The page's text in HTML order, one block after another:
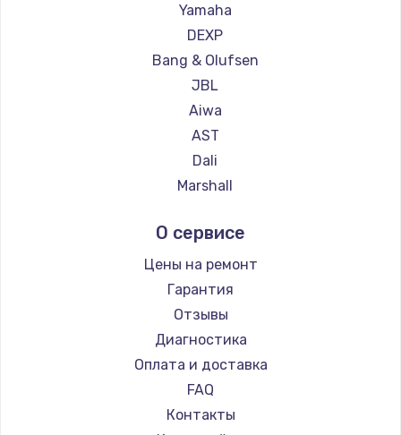
Заказать
Ремонт платы усилителя
Заказать
Заказать
Тюнинг динамиков
4900 руб.
Ремонт криптомодуля
1100 руб.
Заказать
Yamaha
DEXP
Bang & Olufsen
JBL
Aiwa
AST
Dali
Marshall
О сервисе
Цены на ремонт
Гарантия
Отзывы
Диагностика
Оплата и доставка
FAQ
Контакты